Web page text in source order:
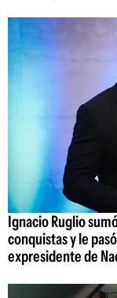
Ignacio Ruglio
conquistas y le
expresidente de